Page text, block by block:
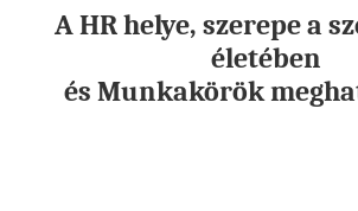
A HR helye, szerepe a
életében
és Munkakörök